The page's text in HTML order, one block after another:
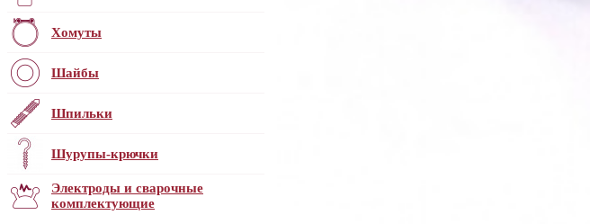
Хомуты
Шайбы
Шпильки
Шурупы-крючки
Электроды и сварочные
комплектующие